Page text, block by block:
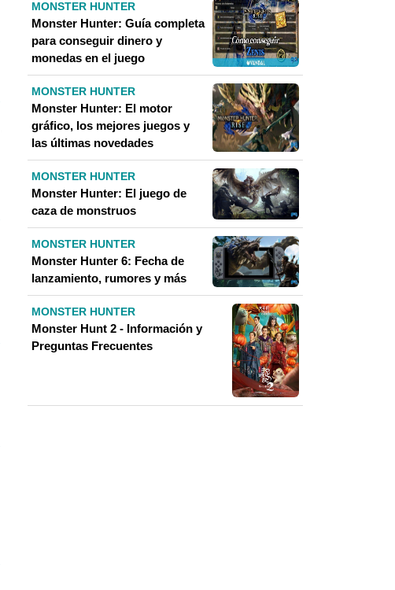
MONSTER HUNTER
Monster Hunter: Guía completa
para conseguir dinero y
monedas en el juego
MONSTER HUNTER
Monster Hunter: El motor
gráfico, los mejores juegos y
las últimas novedades
MONSTER HUNTER
Monster Hunter: El juego de
caza de monstruos
MONSTER HUNTER
Monster Hunter 6: Fecha de
lanzamiento, rumores y más
MONSTER HUNTER
Monster Hunt 2 - Información y
Preguntas Frecuentes